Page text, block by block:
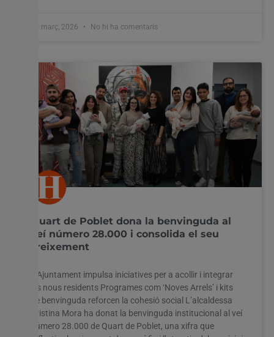
26 març, 2026 No hi ha comentaris
Quart de Poblet dona la benvinguda al
veí número 28.000 i consolida el seu
creixement
L’Ajuntament impulsa iniciatives per a acollir i integrar
els nous residents Programes com ‘Noves Arrels’ i kits
de benvinguda reforcen la cohesió social L’alcaldessa
Cristina Mora ha donat la benvinguda institucional al veí
número 28.000 de Quart de Poblet, una xifra que